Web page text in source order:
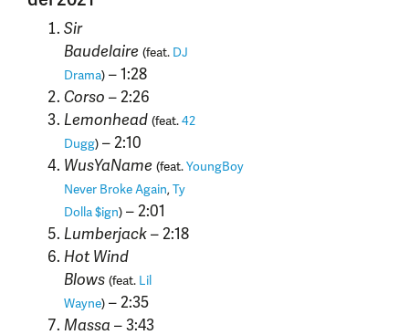
Sir
Baudelaire (feat. DJ
Drama) – 1:28
Corso – 2:26
Lemonhead (feat.42
Dugg) – 2:10
WusYaName (feat.YoungBoy
Never Broke Again, Ty
Dolla $ign) – 2:01
Lumberjack– 2:18
Hot Wind
Blows (feat. Lil
Wayne) – 2:35
Massa – 3:43